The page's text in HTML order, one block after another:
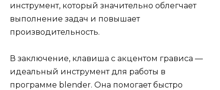
инструмент, который значительно облегчает
выполнение задач и повышает
производительность.
В заключение, клавиша с акцентом грависа —
идеальный инструмент для работы в
программе blender. Она помогает быстро